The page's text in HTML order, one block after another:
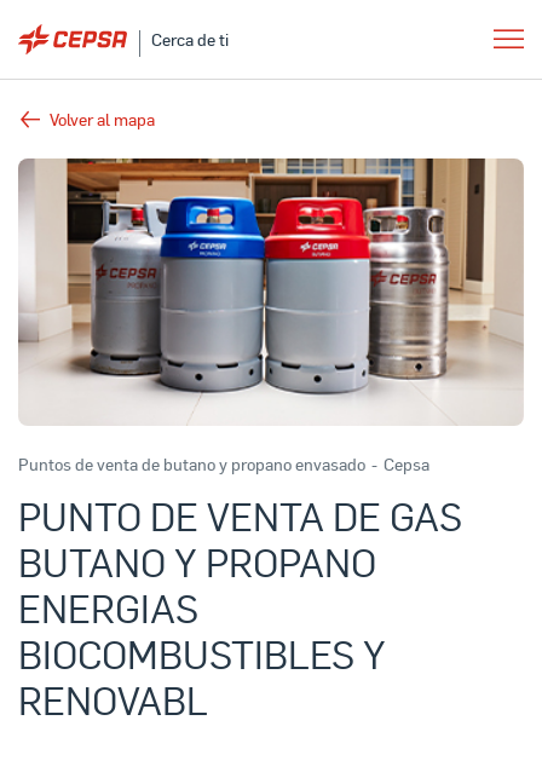
Cerca de ti
Volver al mapa
Puntos de venta de butano y propano envasado - Cepsa
PUNTO DE VENTA DE GAS
BUTANO Y PROPANO
ENERGIAS
BIOCOMBUSTIBLES Y
RENOVABL